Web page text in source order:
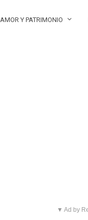
AMOR Y PATRIMONIO
▼ Ad by